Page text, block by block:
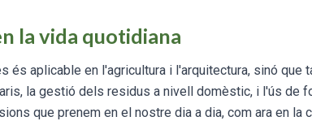
la vida quotidiana
és aplicable en l'agricultura i l'arquitectura, sinó
la gestió dels residus a nivell domèstic, i l'ús de
que prenem en el nostre dia a dia, com ara en